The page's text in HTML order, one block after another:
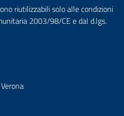
riutilizzabili solo alle condizioni
2003/98/CE e dal d.lgs.